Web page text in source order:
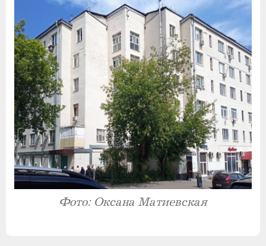
Фото: Оксана Матиевская